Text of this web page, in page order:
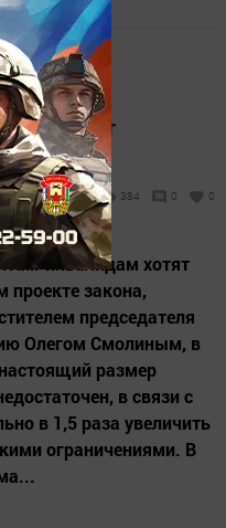
384 0 0
инвалидам хотят
проекте закона,
председателя
Олегом Смолиным, в
размер
в связи с
в 1,5 раза увеличить
ограничениями. В